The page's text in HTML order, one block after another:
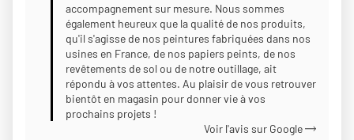
accompagnement sur mesure. Nous sommes
également heureux que la qualité de nos produits,
qu'il s'agisse de nos peintures fabriquées dans nos
usines en France, de nos papiers peints, de nos
revêtements de sol ou de notre outillage, ait
répondu à vos attentes. Au plaisir de vous retrouver
bientôt en magasin pour donner vie à vos
prochains projets !
Voir l'avis sur Google